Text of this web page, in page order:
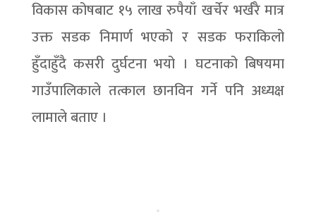
विकास कोषबाट १५ लाख रुपैयाँ खर्चेर भर्खरै मात्र
उक्त सडक निमार्ण भएको र सडक फराकिलो
हुँदाहुँदै कसरी दुर्घटना भयो । घटनाको बिषयमा
गाउँपालिकाले तत्काल छानविन गर्ने पनि अध्यक्ष
लामाले बताए ।